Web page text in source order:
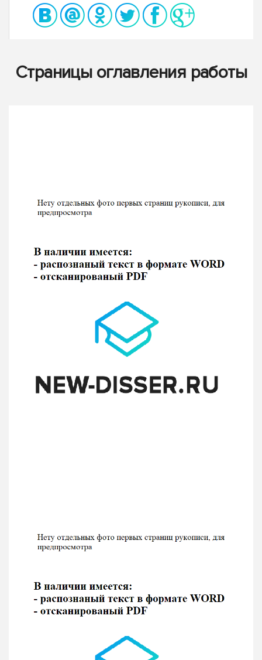
Страницы оглавления работы